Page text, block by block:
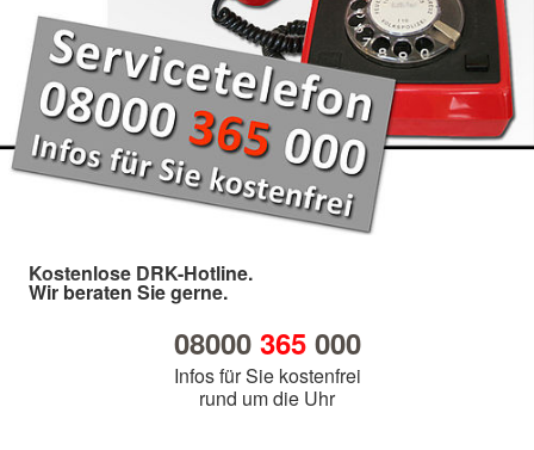
Kostenlose DRK-Hotline.
Wir beraten Sie gerne.
08000 365000
Infos für Sie kostenfrei
rund um die Uhr